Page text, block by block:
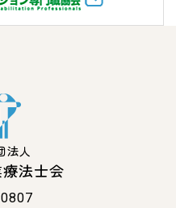
法人
法士会